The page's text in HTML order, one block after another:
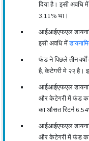
दिया है। इसी अवधि
3.11% था।
आईआईएफएल
इसी अवधि में
फंड ने पिछले तीन
है, केटेगरी मे २२ है।
आईआईएफएल
और केटेगरी में फंड का
का औसत रिटर्न
आईआईएफएल
और केटेगरी में फंड का